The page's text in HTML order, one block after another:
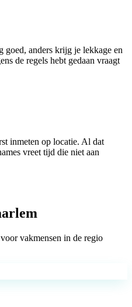
goed, anders krijg je lekkage en
de regels hebt gedaan vraagt
inmeten op locatie. Al dat
vreet tijd die niet aan
vakmensen in de regio